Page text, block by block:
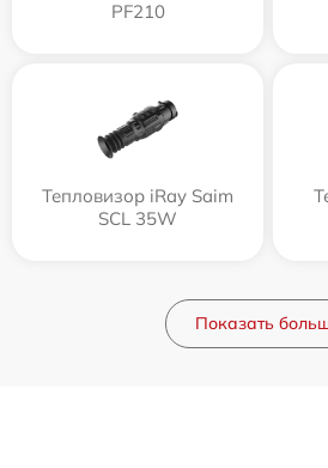
PF210
Тепловизор iRay Saim
SCL 35W
Показать